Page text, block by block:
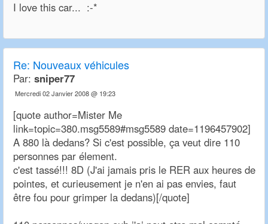
I love this car... :-*
Re: Nouveaux véhicules
Par: sniper77
Mercredi 02 Janvier 2008 @ 19:23
[quote author=Mister Me
link=topic=380.msg5589#msg5589 date=1196457902]
A 880 là dedans? Si c'est possible, ça veut dire 110
personnes par élement.
c'est tassé!!! 8D (J'ai jamais pris le RER aux heures de
pointes, et curieusement je n'en ai pas envies, faut
être fou pour grimper la dedans)[/quote]